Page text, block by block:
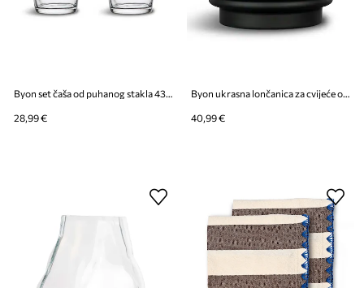
Byon set čaša od puhanog stakla 430 ml
28,99 €
Byon ukrasna lončanica za cvijeće od kamenine 16 x 15 cm
40,99 €